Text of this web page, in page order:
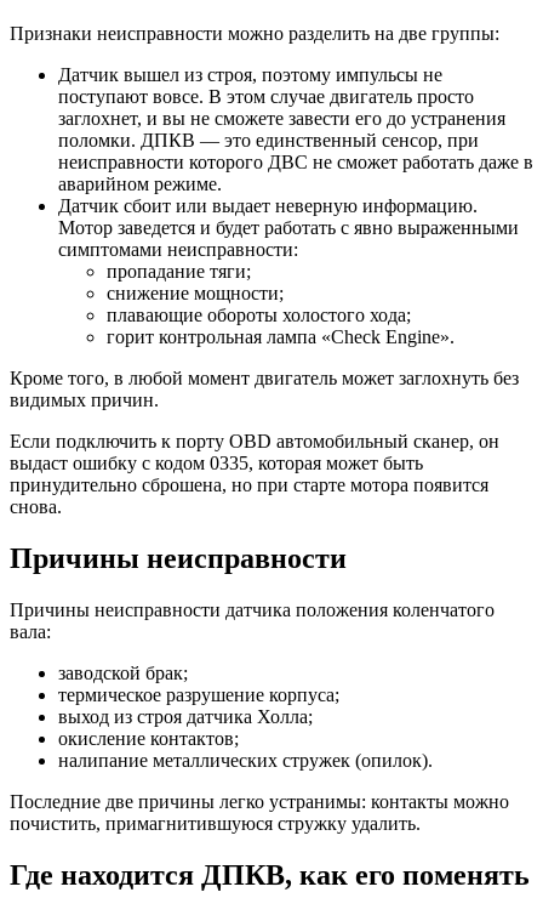
Признаки неисправности можно разделить на две группы:
Датчик вышел из строя, поэтому импульсы не
поступают вовсе. В этом случае двигатель просто
заглохнет, и вы не сможете завести его до устранения
поломки. ДПКВ — это единственный сенсор, при
неисправности которого ДВС не сможет работать даже в
аварийном режиме.
Датчик сбоит или выдает неверную информацию.
Мотор заведется и будет работать с явно выраженными
симптомами неисправности:
пропадание тяги;
снижение мощности;
плавающие обороты холостого хода;
горит контрольная лампа «Check Engine».
Кроме того, в любой момент двигатель может заглохнуть без
видимых причин.
Если подключить к порту OBD автомобильный сканер, он
выдаст ошибку с кодом 0335, которая может быть
принудительно сброшена, но при старте мотора появится
снова.
Причины неисправности
Причины неисправности датчика положения коленчатого
вала:
заводской брак;
термическое разрушение корпуса;
выход из строя датчика Холла;
окисление контактов;
налипание металлических стружек (опилок).
Последние две причины легко устранимы: контакты можно
почистить, примагнитившуюся стружку удалить.
Где находится ДПКВ, как его поменять